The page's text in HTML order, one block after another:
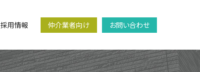
採用情報 仲介業者向け お問い合わせ